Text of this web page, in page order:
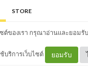
STORE
ต์ของเรา กรุณาอ่านและยอมรับ
บริการเว็บไซต์ ยอมรับ